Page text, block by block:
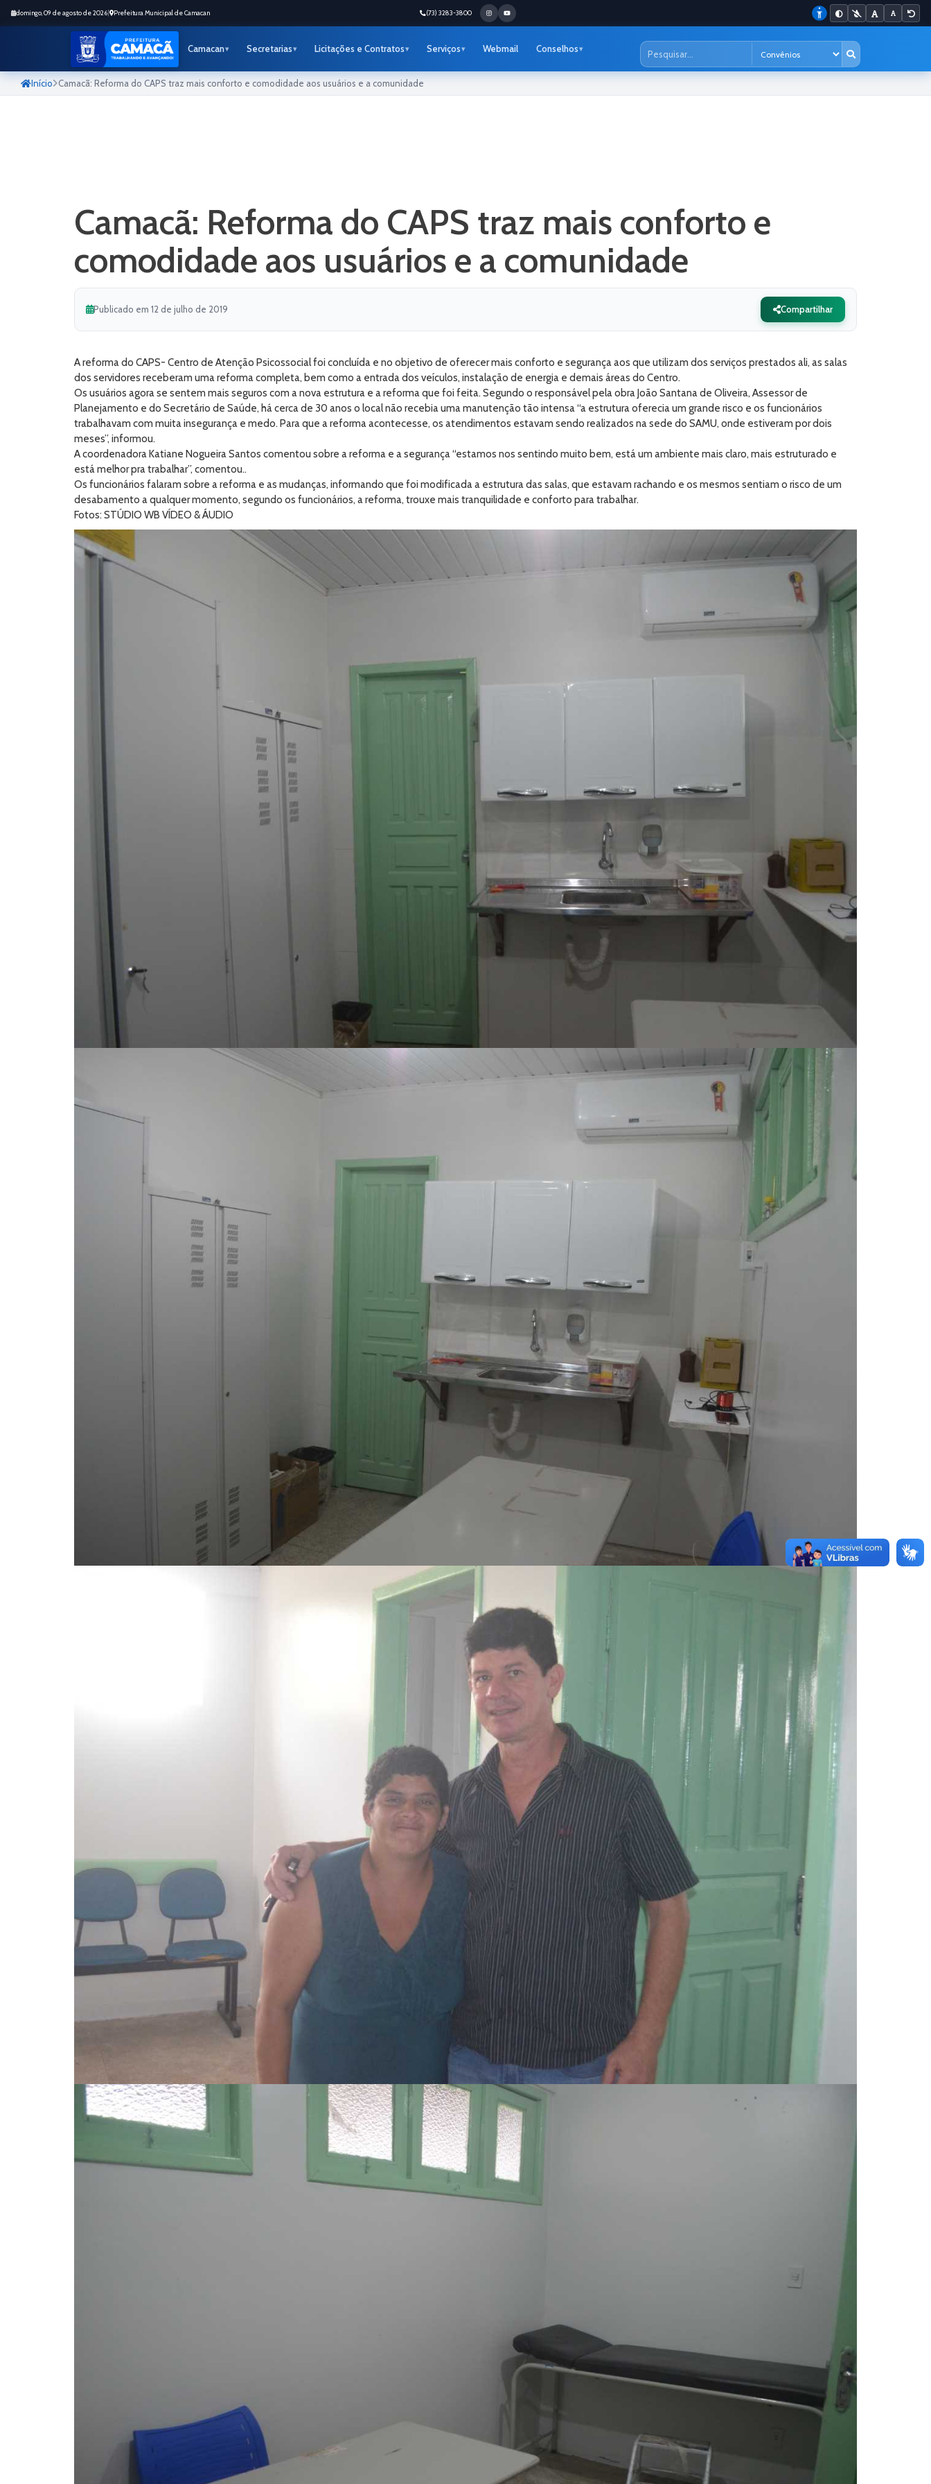
domingo, 09 de agosto de 2026 Prefeitura Municipal de Camacan (73) 3283-3800
Camacan Secretarias Licitações e Contratos Serviços Webmail Conselhos
Início Camacã: Reforma do CAPS traz mais conforto e comodidade aos usuários e a comunidade
Camacã: Reforma do CAPS traz mais conforto e
comodidade aos usuários e a comunidade
Publicado em 12 de julho de 2019 Compartilhar
A reforma do CAPS- Centro de Atenção Psicossocial foi concluída e no objetivo de oferecer mais conforto e segurança aos que utilizam dos serviços prestados ali, as salas
dos servidores receberam uma reforma completa, bem como a entrada dos veículos, instalação de energia e demais áreas do Centro.
Os usuários agora se sentem mais seguros com a nova estrutura e a reforma que foi feita. Segundo o responsável pela obra João Santana de Oliveira, Assessor de
Planejamento e do Secretário de Saúde, há cerca de 30 anos o local não recebia uma manutenção tão intensa “a estrutura oferecia um grande risco e os funcionários
trabalhavam com muita insegurança e medo. Para que a reforma acontecesse, os atendimentos estavam sendo realizados na sede do SAMU, onde estiveram por dois
meses”, informou.
A coordenadora Katiane Nogueira Santos comentou sobre a reforma e a segurança “estamos nos sentindo muito bem, está um ambiente mais claro, mais estruturado e
está melhor pra trabalhar”, comentou..
Os funcionários falaram sobre a reforma e as mudanças, informando que foi modificada a estrutura das salas, que estavam rachando e os mesmos sentiam o risco de um
desabamento a qualquer momento, segundo os funcionários, a reforma, trouxe mais tranquilidade e conforto para trabalhar.
Fotos: STÚDIO WB VÍDEO & ÁUDIO